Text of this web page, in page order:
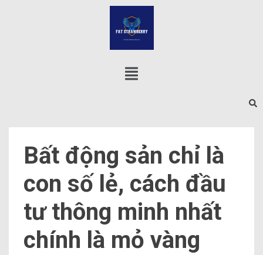
Bất động sản chỉ là
con số lẻ, cách đầu
tư thông minh nhất
chính là mỏ vàng